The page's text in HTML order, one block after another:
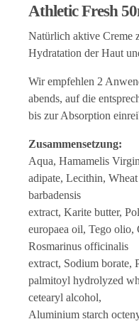
Athletic Fresh
Natürlich aktive Creme
Hydratation der Haut
Wir empfehlen 2
abends, auf die
bis zur Absorption
Zusammensetzung:
Aqua, Hamamelis
adipate, Lecithin,
barbadensis
extract, Karite butter,
europaea oil, Tego
Rosmarinus officinalis
extract, Sodium borate,
palmitoyl hydrolyzed
cetearyl alcohol,
Aluminium starch